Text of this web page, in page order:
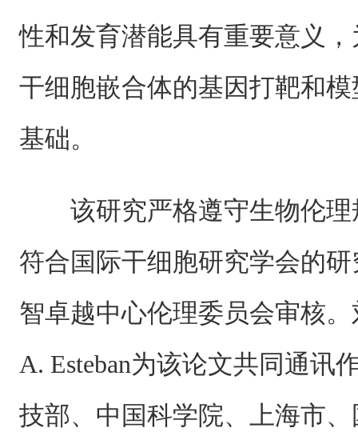
性和发育潜能具有重要意义
干细胞嵌合体的基因打靶和
基础。
该研究严格遵守生物伦
符合国际干细胞研究学会的
智卓越中心伦理委员会审核
A. Esteban为该论文共同通讯
技部、中国科学院、上海市